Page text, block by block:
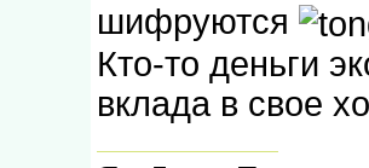
шифруются
Кто-то деньги
вклада в свое